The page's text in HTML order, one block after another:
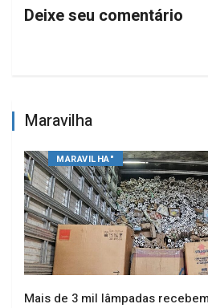
Deixe seu comentário
Maravilha
MARAVILHA"
Mais de 3 mil lâmpadas